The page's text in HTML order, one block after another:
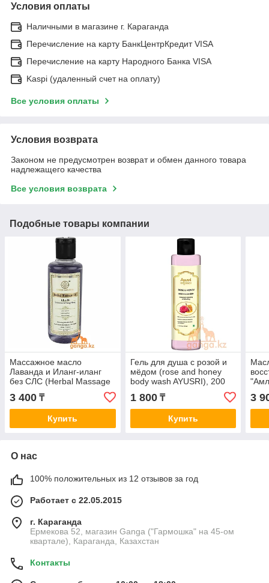
Условия оплаты
Наличными в магазине г. Караганда
Перечисление на карту БанкЦентрКредит VISA
Перечисление на карту Народного Банка VISA
Kaspi (удаленный счет на оплату)
Все условия оплаты
Условия возврата
Законом не предусмотрен возврат и обмен данного товара
надлежащего качества
Все условия возврата
Подобные товары компании
Массажное масло
Лаванда и Иланг-иланг
без СЛС (Herbal Massage
Oil Lavender & Ylang Ylang
KHADI), 210 мл
3 400 ₸
Купить
Гель для душа с розой и
мёдом (rose and honey
body wash AYUSRI), 200
1 800₸
Купить
3
О нас
100% положительных из 12 отзывов за год
Работает с 22.05.2015
г. Караганда
Ермекова 52, магазин Ganga ("Гармошка" на 45-ом
квартале), Караганда, Казахстан
Контакты